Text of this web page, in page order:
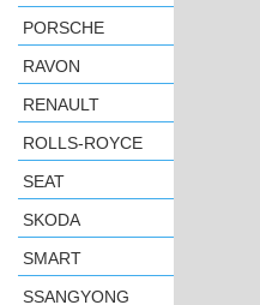
PORSCHE
RAVON
RENAULT
ROLLS-ROYCE
SEAT
SKODA
SMART
SSANGYONG